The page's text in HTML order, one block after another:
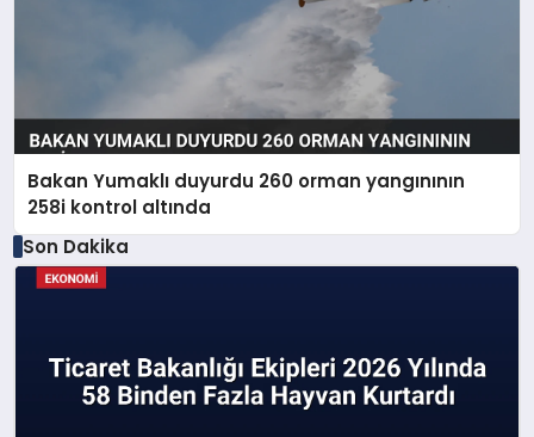
Bakan Yumaklı duyurdu 260 orman yangınının
258i kontrol altında
Son Dakika